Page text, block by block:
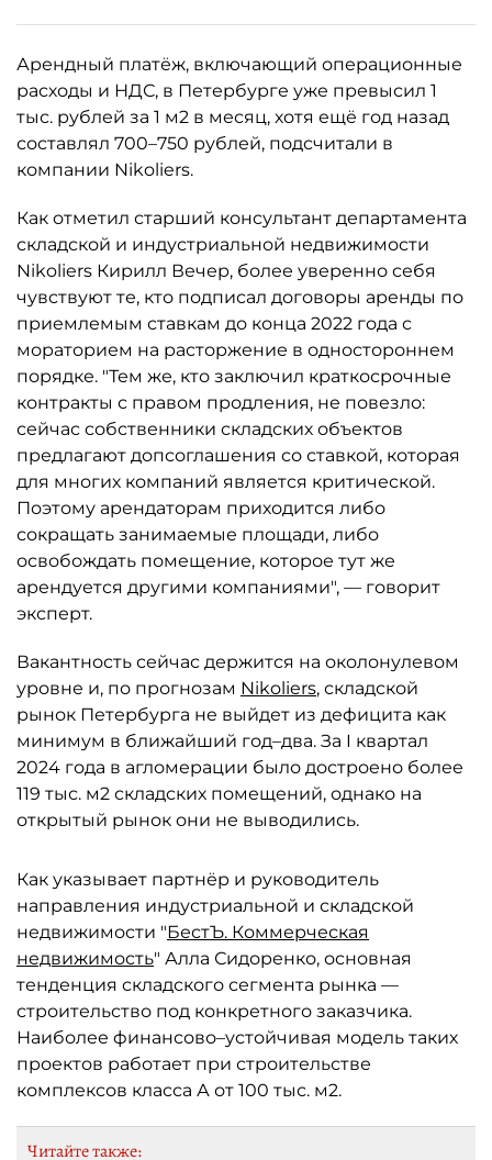
Арендный платёж, включающий операционные
расходы и НДС, в Петербурге уже превысил 1
тыс. рублей за 1 м2 в месяц, хотя ещё год назад
составлял 700–750 рублей, подсчитали в
компании Nikoliers.
Как отметил старший консультант департамента
складской и индустриальной недвижимости
Nikoliers Кирилл Вечер, более уверенно себя
чувствуют те, кто подписал договоры аренды по
приемлемым ставкам до конца 2022 года с
мораторием на расторжение в одностороннем
порядке. "Тем же, кто заключил краткосрочные
контракты с правом продления, не повезло:
сейчас собственники складских объектов
предлагают допсоглашения со ставкой, которая
для многих компаний является критической.
Поэтому арендаторам приходится либо
сокращать занимаемые площади, либо
освобождать помещение, которое тут же
арендуется другими компаниями", — говорит
эксперт.
Вакантность сейчас держится на околонулевом
уровне и, по прогнозам Nikoliers, складской
рынок Петербурга не выйдет из дефицита как
минимум в ближайший год–два. За I квартал
2024 года в агломерации было достроено более
119 тыс. м2 складских помещений, однако на
открытый рынок они не выводились.
Как указывает партнёр и руководитель
направления индустриальной и складской
недвижимости "БестЪ. Коммерческая
недвижимость" Алла Сидоренко, основная
тенденция складского сегмента рынка —
строительство под конкретного заказчика.
Наиболее финансово–устойчивая модель таких
проектов работает при строительстве
комплексов класса А от 100 тыс. м2.
Читайте также: